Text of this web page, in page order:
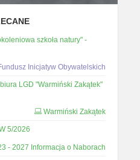
szkoła natury" -
Inicjatyw Obywatelskich
LGD "Warmiński Zakątek"
Warmiński Zakątek
5/2026
- 2027 Informacja o Naborach